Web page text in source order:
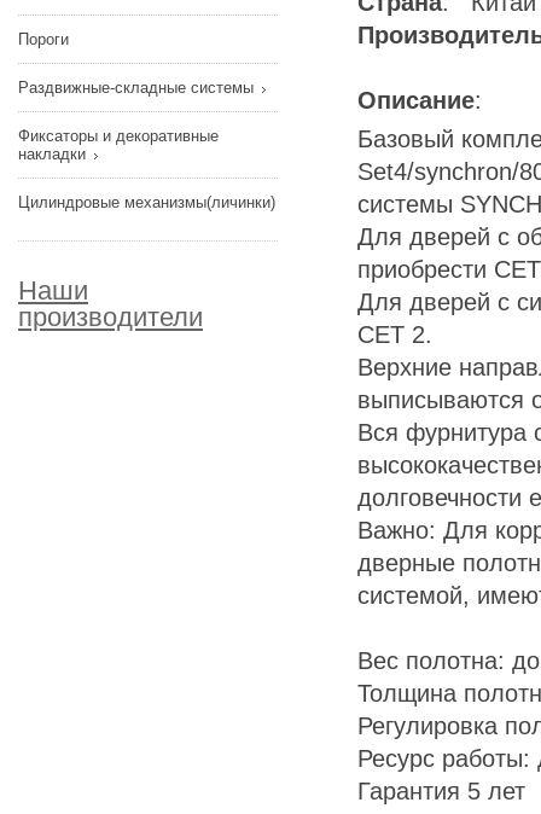
Пороги
Раздвижные-складные системы
Фиксаторы и декоративные
накладки
Цилиндровые механизмы(личинки)
Наши
производители
Описание:
Базовый
Set4/synchron/
системы
Для дверей с
приобрести
Для дверей с
СЕТ 2.
Верхние
выписываются
Вся фурнитура
долговечности
Важно: Для
дверные
системой,
Вес полотна: до
Толщина
Регулировка
Ресурс
Гарантия 5 лет